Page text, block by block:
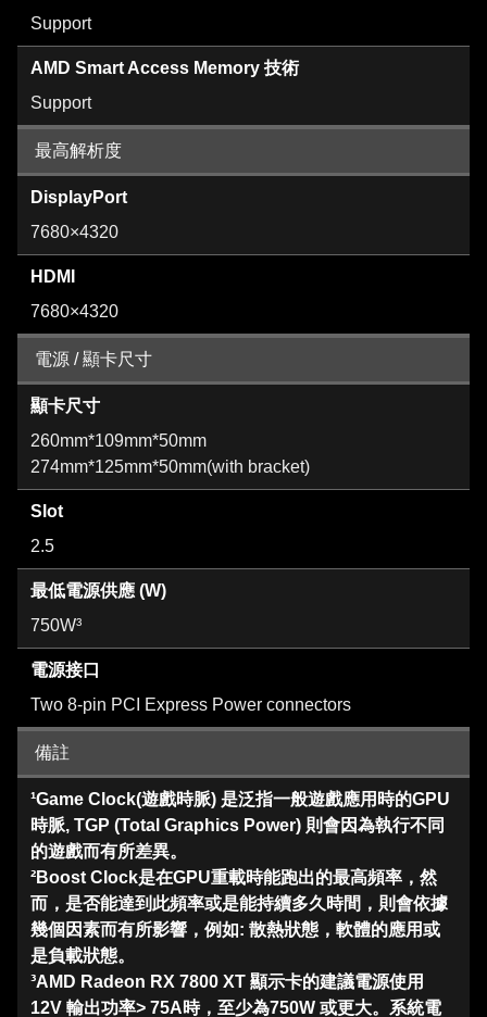
Support
AMD Smart Access Memory 技術
Support
最高解析度
DisplayPort
7680×4320
HDMI
7680×4320
電源 / 顯卡尺寸
顯卡尺寸
260mm*109mm*50mm
274mm*125mm*50mm(with bracket)
Slot
2.5
最低電源供應 (W)
750W³
電源接口
Two 8-pin PCI Express Power connectors
備註
¹Game Clock(遊戲時脈) 是泛指一般遊戲應用時的GPU
時脈, TGP (Total Graphics Power) 則會因為執行不同
的遊戲而有所差異。
²Boost Clock是在GPU重載時能跑出的最高頻率，然
而，是否能達到此頻率或是能持續多久時間，則會依據
幾個因素而有所影響，例如: 散熱狀態，軟體的應用或
是負載狀態。
³AMD Radeon RX 7800 XT 顯示卡的建議電源使用
12V 輸出功率> 75A時，至少為750W 或更大。系統電